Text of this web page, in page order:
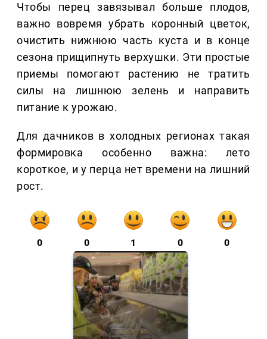
Чтобы перец завязывал больше плодов,
важно вовремя убрать коронный цветок,
очистить нижнюю часть куста и в конце
сезона прищипнуть верхушки. Эти простые
приемы помогают растению не тратить
силы на лишнюю зелень и направить
питание к урожаю.
Для дачников в холодных регионах такая
формировка особенно важна: лето
короткое, и у перца нет времени на лишний
рост.
0 0 1 0 0